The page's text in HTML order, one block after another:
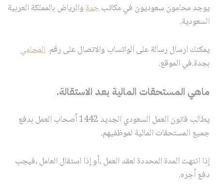
يوجد محامون سعوديون في مكاتبجدةوالرياض بالمملكة العربية
السعودية.
يمكنك ارسال رسالة على الواتساب والاتصال على رقم المحامي
بجدة.في الموقع.
ماهي المستحقات المالية بعد الاستقالة.
يطالب قانون العمل السعودي الجديد 1442 أصحاب العمل بدفع
جميع المستحقات المالية لموظفيهم.
إذا انتهت المدة المحددة لعقد العمل ،أو إذا استقال العامل ،فيجب
دفع أجره.